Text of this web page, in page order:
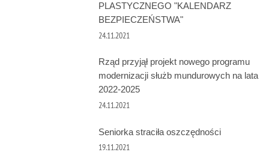
PLASTYCZNEGO "KALENDARZ
BEZPIECZEŃSTWA"
24.11.2021
Rząd przyjął projekt nowego programu
modernizacji służb mundurowych na lata
2022-2025
24.11.2021
Seniorka straciła oszczędności
19.11.2021